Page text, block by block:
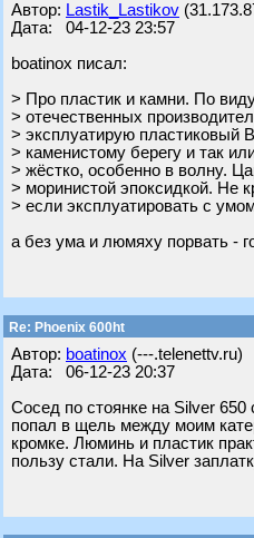
Автор: Lastik_Lastikov
Дата: 04-12-23 23:57
boatinox писал:
> Про пластик и камни. По
> отечественных
> эксплуатирую пластиковый
> каменистому берегу и так
> жёстко, особенно в волну.
> моринистой эпоксидкой. Не
> если эксплуатировать с
а без ума и люмяху порвать -
Re: Phoenix 600ht
Автор: boatinox (---.telenettv.ru)
Дата: 06-12-23 20:37
Сосед по стоянке на Silver 650
попал в щель между моим
кромке. Люминь и пластик
пользу стали. На Silver